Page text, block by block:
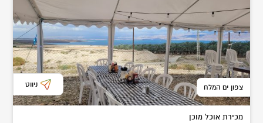
צפון ים המלח ניווט
מכירת אוכל מוכן